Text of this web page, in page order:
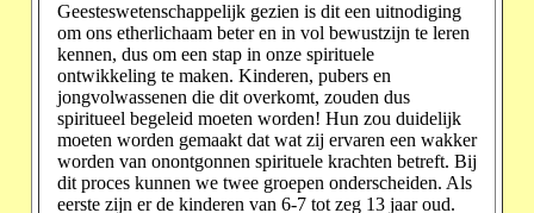
Geesteswetenschappelijk gezien is dit een uitnodiging
om ons etherlichaam beter en in vol bewustzijn te leren
kennen, dus om een stap in onze spirituele
ontwikkeling te maken. Kinderen, pubers en
jongvolwassenen die dit overkomt, zouden dus
spiritueel begeleid moeten worden! Hun zou duidelijk
moeten worden gemaakt dat wat zij ervaren een wakker
worden van onontgonnen spirituele krachten betreft. Bij
dit proces kunnen we twee groepen onderscheiden. Als
eerste zijn er de kinderen van 6-7 tot zeg 13 jaar oud.